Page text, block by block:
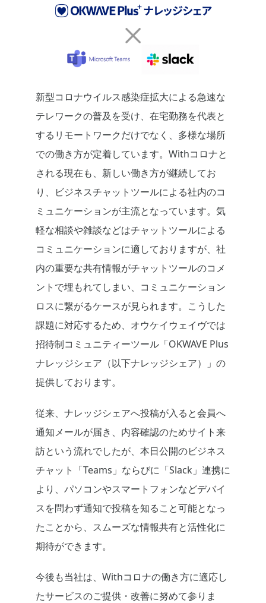
新型コロナウイルス感染症拡大による急速な
テレワークの普及を受け、在宅勤務を代表と
するリモートワークだけでなく、多様な場所
での働き方が定着しています。 Withコロナと
される現在も、新しい働き方が継続してお
り、
ビジネスチャットツールによる社内のコ
ミュニケーションが主流となっています。気
軽な相談や雑談などはチャットツールによる
コミュニケーションに適しておりますが、社
内の重要な共有情報がチャットツールのコメ
ントで埋もれてしまい、コミュニケーション
ロスに繋がるケースが見られます。こうした
課題に対応するため、オウケイウェイヴでは
招待制コミュニティーツール「OKWAVE Plus
ナレッジシェア（以下ナレッジシェア）」の
提供しております。
従来、ナレッジシェアへ投稿が入ると会員へ
通知メールが届き、内容確認のためサイト来
訪という流れでしたが、本日公開のビジネス
チャット 「Teams」ならびに「Slack」 連携に
より、パソコンやスマートフォンなどデバイ
スを問わず通知で投稿を知ること可能となっ
たことから、スムーズな情報共有と活性化に
期待ができます。
今後も当社は、 Withコロナの働き方に適応し
たサービスのご提供・改善に努めて参りま